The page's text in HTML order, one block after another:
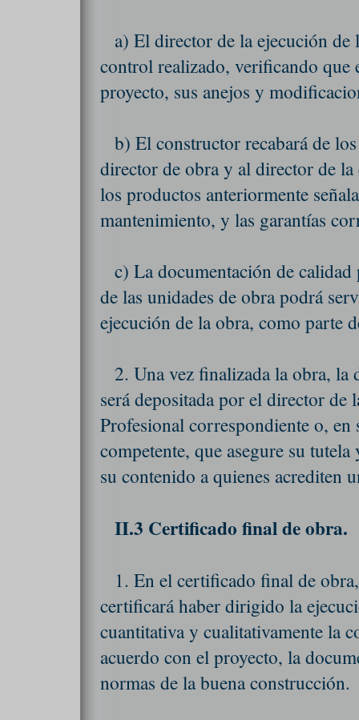
a) El director de la ejecución
control realizado, verificando que
proyecto, sus anejos y
b) El constructor recabará de
director de obra y al director de
los productos anteriormente
mantenimiento, y las garantías
c) La documentación de
de las unidades de obra podrá
ejecución de la obra, como parte
2. Una vez finalizada la obra,
será depositada por el director
Profesional correspondiente o,
competente, que asegure su
su contenido a quienes acrediten
II.3 Certificado final de obra.
1. En el certificado final de
certificará haber dirigido la
cuantitativa y cualitativamente la
acuerdo con el proyecto, la
normas de la buena construcción.